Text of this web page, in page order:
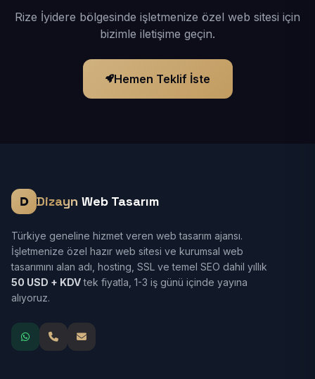
Rize İyidere bölgesinde işletmenize özel web sitesi için
bizimle iletişime geçin.
Hemen Teklif İste
Dizayn Web Tasarım
Türkiye geneline hizmet veren web tasarım ajansı.
İşletmenize özel hazır web sitesi ve kurumsal web
tasarımını alan adı, hosting, SSL ve temel SEO dahil yıllık
50 USD + KDVtek fiyatla, 1-3 iş günü içinde yayına
alıyoruz.